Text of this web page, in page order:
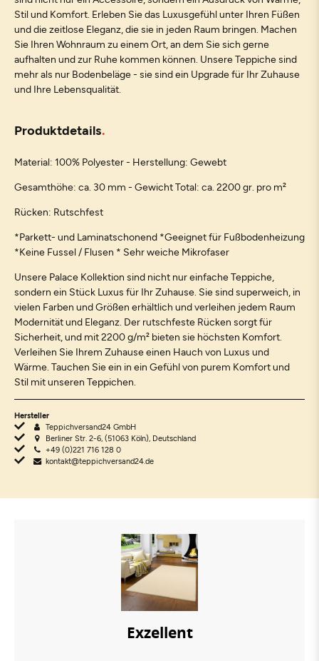
Stil und Komfort. Erleben Sie das Luxusgefühl unter Ihren Füßen
und die zeitlose Eleganz, die sie in jeden Raum bringen. Machen
Sie Ihren Wohnraum zu einem Ort, an dem Sie sich gerne
aufhalten und zur Ruhe kommen können. Unsere Teppiche sind
mehr als nur Bodenbeläge - sie sind ein Upgrade für Ihr Zuhause
und Ihre Lebensqualität.
Produktdetails
Material: 100% Polyester - Herstellung: Gewebt
Gesamthöhe: ca. 30 mm - Gewicht Total: ca. 2200 gr. pro m²
Rücken: Rutschfest
*Parkett- und Laminatschonend *Geeignet für Fußbodenheizung
*Keine Fussel / Flusen * Sehr weiche Mikrofaser
Unsere Palace Kollektion sind nicht nur einfache Teppiche,
sondern ein Stück Luxus für Ihr Zuhause. Sie sind superweich, in
vielen Farben und Größen erhältlich und verleihen jedem Raum
Modernität und Eleganz. Der rutschfeste Rücken sorgt für
Sicherheit, und mit 2200 g/m² bieten sie höchsten Komfort.
Verleihen Sie Ihrem Zuhause einen Hauch von Luxus und
Wärme. Tauchen Sie ein in ein Gefühl von purem Komfort und
Stil mit unseren Teppichen.
Hersteller
Teppichversand24 GmbH
Berliner Str. 2-6, (51063 Köln), Deutschland
+49 (0)221 716 128 0
kontakt@teppichversand24.de
Exzellent